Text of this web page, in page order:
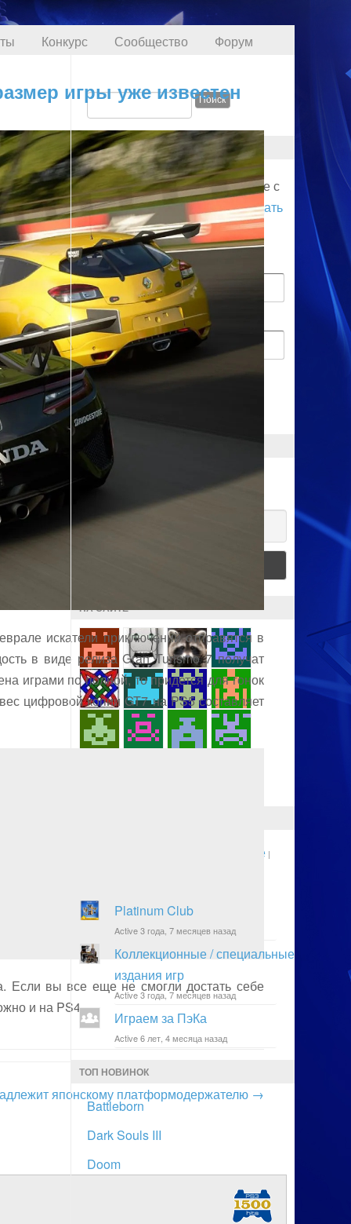
Конкурс Сообщество Форум
игры уже известен
искатели приключений отправятся в
в виде релиза Gran Turismo 7 получат
играми по полной, то придется для гонок
цифровой копии GT7 на PS5 составляет
Если вы все еще не смогли достать себе
и на PS4.
японскому платформодержателю →
ПРОФИЛЬ
Для начала соединения войдите с
логином. Вы также можетесоздать
аккаунт.
Имя пользователя
Пароль
Запомнить меня
ПОДПИСКА
Хочешь получать новости?
НА САЙТЕ
Популярные |
Platinum Club
Active 3 года, 7 месяцев назад
Коллекционные / специальные
издания игр
Active 3 года, 7 месяцев назад
Играем за ПэКа
Active 6 лет, 4 месяца назад
ТОП НОВИНОК
Battleborn
Dark Souls III
Doom